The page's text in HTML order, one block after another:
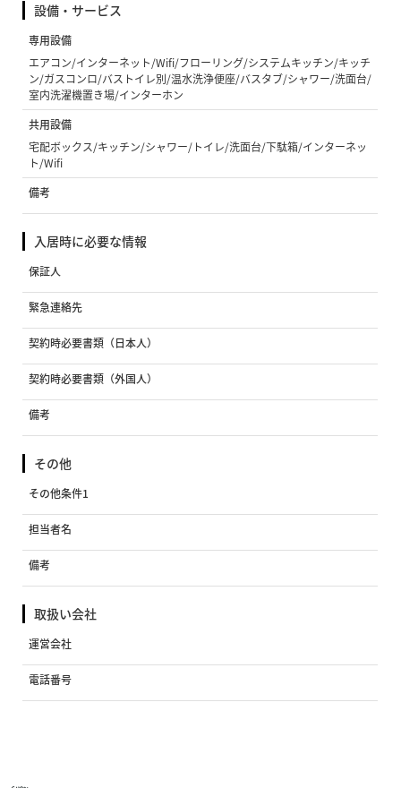
設備・サービス
専用設備
エアコン/インターネット/Wifi/フローリング/システムキッチン/キッチ
ン/ガスコンロ/バストイレ別/温水洗浄便座/バスタブ/シャワー/洗面台/
室内洗濯機置き場/インターホン
共用設備
宅配ボックス/キッチン/シャワー/トイレ/洗面台/下駄箱/インターネッ
ト/Wifi
備考
入居時に必要な情報
保証人
緊急連絡先
契約時必要書類（日本人）
契約時必要書類（外国人）
備考
その他
その他条件1
担当者名
備考
取扱い会社
運営会社
電話番号